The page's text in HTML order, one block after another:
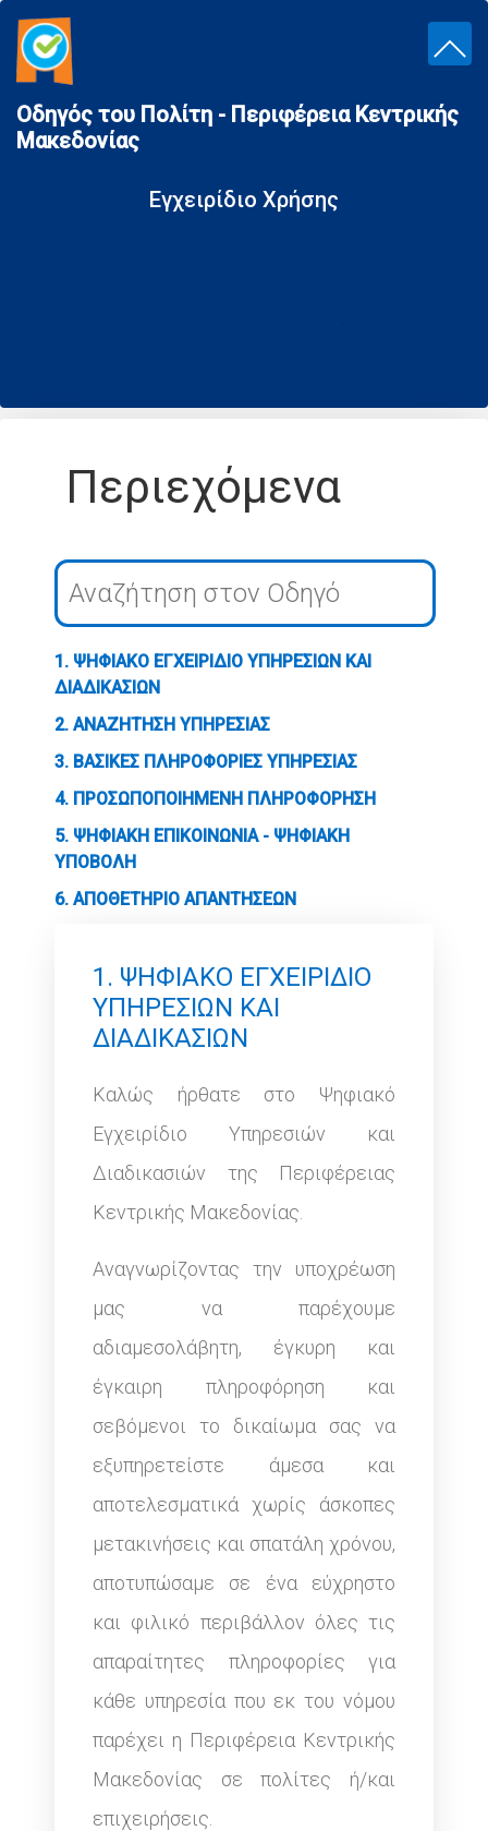
Οδηγός του Πολίτη - Περιφέρεια Κεντρικής
Μακεδονίας
Εγχειρίδιο Xρήσης
Περιεχόμενα
1. ΨΗΦΙΑΚΟ ΕΓΧΕΙΡΙΔΙΟ ΥΠΗΡΕΣΙΩΝ ΚΑΙ
ΔΙΑΔΙΚΑΣΙΩΝ
2. ΑΝΑΖΗΤΗΣΗ ΥΠΗΡΕΣΙΑΣ
3. ΒΑΣΙΚΕΣ ΠΛΗΡΟΦΟΡΙΕΣ ΥΠΗΡΕΣΙΑΣ
4. ΠΡΟΣΩΠΟΠΟΙΗΜΕΝΗ ΠΛΗΡΟΦΟΡΗΣΗ
5. ΨΗΦΙΑΚΗ ΕΠΙΚΟΙΝΩΝΙΑ - ΨΗΦΙΑΚΗ
ΥΠΟΒΟΛΗ
6. ΑΠΟΘΕΤΗΡΙΟ ΑΠΑΝΤΗΣΕΩΝ
1. ΨΗΦΙΑΚΟ ΕΓΧΕΙΡΙΔΙΟ
ΥΠΗΡΕΣΙΩΝ ΚΑΙ
ΔΙΑΔΙΚΑΣΙΩΝ
Καλώς ήρθατε στο Ψηφιακό
Εγχειρίδιο Υπηρεσιών και
Διαδικασιών της Περιφέρειας
Κεντρικής Μακεδονίας.
Αναγνωρίζοντας την υποχρέωση
μας να παρέχουμε
αδιαμεσολάβητη, έγκυρη και
έγκαιρη πληροφόρηση και
σεβόμενοι το δικαίωμα σας να
εξυπηρετείστε άμεσα και
αποτελεσματικά χωρίς άσκοπες
μετακινήσεις και σπατάλη χρόνου,
αποτυπώσαμε σε ένα εύχρηστο
και φιλικό περιβάλλον όλες τις
απαραίτητες πληροφορίες για
κάθε υπηρεσία που εκ του νόμου
παρέχει η Περιφέρεια Κεντρικής
Μακεδονίας σε πολίτες ή/και
επιχειρήσεις.